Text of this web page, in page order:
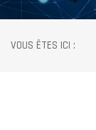
VOUS ÊTES ICI :